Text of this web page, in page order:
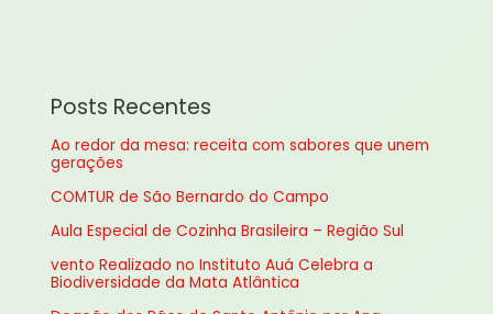
i
s
p
o
Posts Recentes
Ao redor da mesa: receita com sabores que unem
gerações
COMTUR de São Bernardo do Campo
Aula Especial de Cozinha Brasileira – Região Sul
vento Realizado no Instituto Auá Celebra a
Biodiversidade da Mata Atlântica